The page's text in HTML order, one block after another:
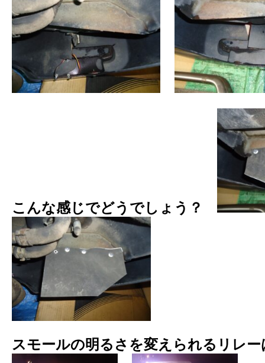
こんな感じでどうでしょう？
スモールの明るさを変えられるリレ